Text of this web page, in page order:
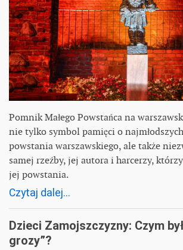
Pomnik Małego Powstańca na
nie tylko symbol pamięci o
powstania warszawskiego, ale także
samej rzeźby, jej autora i harcerzy,
jej powstania.
Czytaj dalej...
Dzieci Zamojszczyzny: Czym
grozy”?